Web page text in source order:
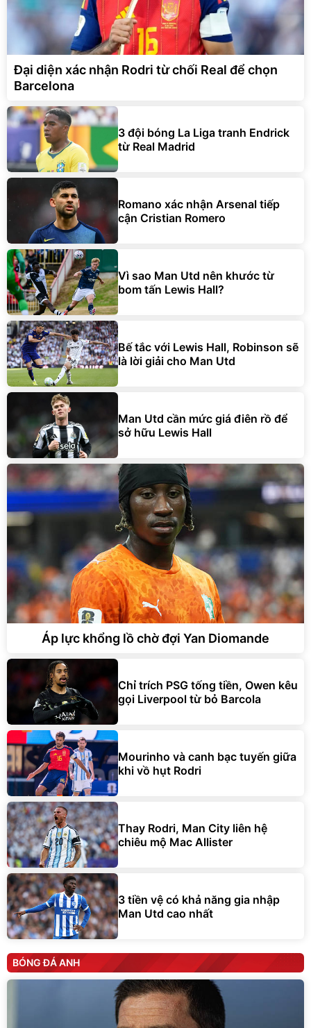
Đại diện xác nhận Rodri từ chối Real để chọn
Barcelona
3 đội bóng La Liga tranh Endrick
từ Real Madrid
Romano xác nhận Arsenal tiếp
cận Cristian Romero
Vì sao Man Utd nên khước từ
bom tấn Lewis Hall?
Bế tắc với Lewis Hall, Robinson sẽ
là lời giải cho Man Utd
Man Utd cần mức giá điên rồ để
sở hữu Lewis Hall
Áp lực khổng lồ chờ đợi Yan Diomande
Chỉ trích PSG tống tiền, Owen kêu
gọi Liverpool từ bỏ Barcola
Mourinho và canh bạc tuyến giữa
khi vồ hụt Rodri
Thay Rodri, Man City liên hệ
chiêu mộ Mac Allister
3 tiền vệ có khả năng gia nhập
Man Utd cao nhất
BÓNG ĐÁ ANH